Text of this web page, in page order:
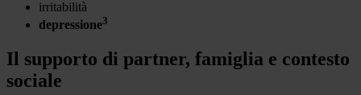
irritabilità
depressione3
Il supporto di partner, famiglia e contesto
sociale